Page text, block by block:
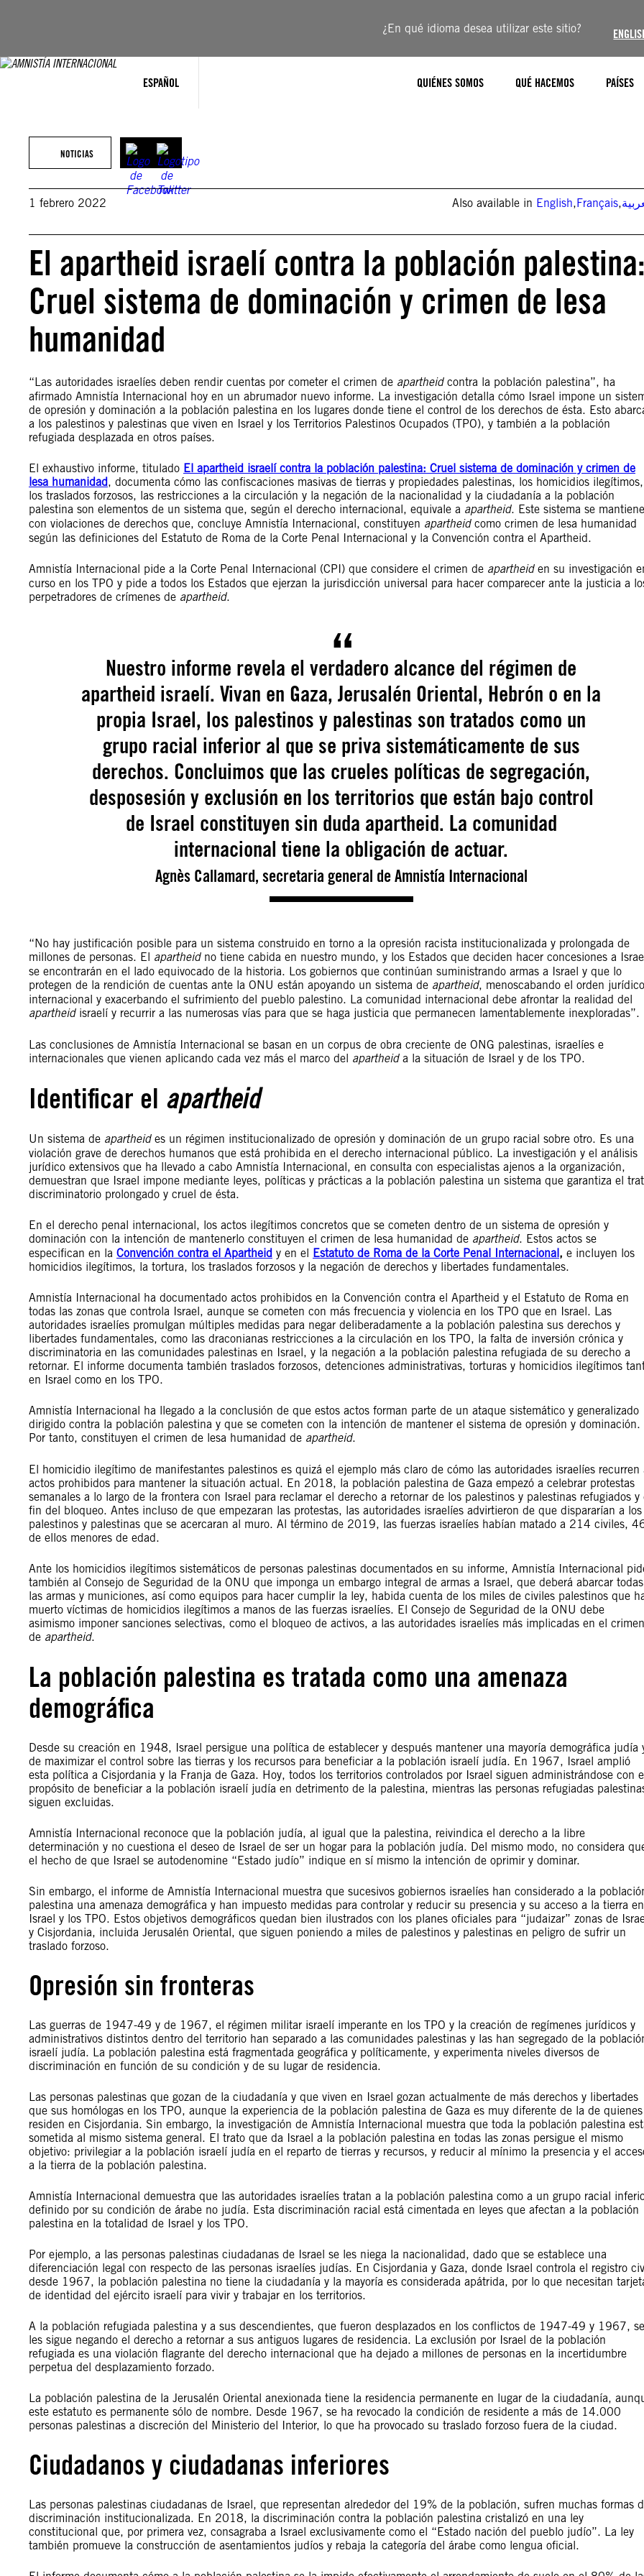
¿En qué idioma desea utilizar este sitio?
ESPAÑOL QUIÉNES SOMOS QUÉ HACEMOS PAÍSES
NOTICIAS
1 febrero 2022 Also available in English,Français,
El apartheid israelí contra la población
Cruel sistema de dominación y crimen de lesa
humanidad
“Las autoridades israelíes deben rendir cuentas por cometer el crimen de apartheidcontra la población palestina”, ha
afirmado Amnistía Internacional hoy en un abrumador nuevo informe. La investigación detalla cómo Israel impone un
de opresión y dominación a la población palestina en los lugares donde tiene el control de los derechos de ésta. Esto
a los palestinos y palestinas que viven en Israel y los Territorios Palestinos Ocupados (TPO), y también a la población
refugiada desplazada en otros países.
El exhaustivo informe, titulado El apartheid israelí contra la población palestina: Cruel sistema de dominación y crimen de
lesa humanidad, documenta cómo las confiscaciones masivas de tierras y propiedades palestinas, los homicidios ilegítimos,
los traslados forzosos, las restricciones a la circulación y la negación de la nacionalidad y la ciudadanía a la población
palestina son elementos de un sistema que, según el derecho internacional, equivale a apartheid. Este sistema se mantiene
con violaciones de derechos que, concluye Amnistía Internacional, constituyen apartheidcomo crimen de lesa humanidad
según las definiciones del Estatuto de Roma de la Corte Penal Internacional y la Convención contra el Apartheid.
Amnistía Internacional pide a la Corte Penal Internacional (CPI) que considere el crimen de apartheiden su investigación
curso en los TPO y pide a todos los Estados que ejerzan la jurisdicción universal para hacer comparecer ante la justicia a
perpetradores de crímenes de apartheid.
Nuestro informe revela el verdadero alcance del régimen de
apartheid israelí. Vivan en Gaza, Jerusalén Oriental, Hebrón o en la
propia Israel, los palestinos y palestinas son tratados como un
grupo racial inferior al que se priva sistemáticamente de sus
derechos. Concluimos que las crueles políticas de segregación,
desposesión y exclusión en los territorios que están bajo control
de Israel constituyen sin duda apartheid. La comunidad
internacional tiene la obligación de actuar.
Agnès Callamard, secretaria general de Amnistía Internacional
“No hay justificación posible para un sistema construido en torno a la opresión racista institucionalizada y prolongada de
millones de personas. El apartheidno tiene cabida en nuestro mundo, y los Estados que deciden hacer concesiones a
se encontrarán en el lado equivocado de la historia. Los gobiernos que continúan suministrando armas a Israel y que lo
protegen de la rendición de cuentas ante la ONU están apoyando un sistema de apartheid, menoscabando el orden jurídico
internacional y exacerbando el sufrimiento del pueblo palestino. La comunidad internacional debe afrontar la realidad del
apartheidisraelí y recurrir a las numerosas vías para que se haga justicia que permanecen lamentablemente inexploradas”.
Las conclusiones de Amnistía Internacional se basan en un corpus de obra creciente de ONG palestinas, israelíes e
internacionales que vienen aplicando cada vez más el marco del apartheida la situación de Israel y de los TPO.
Identificar el apartheid
Un sistema de apartheides un régimen institucionalizado de opresión y dominación de un grupo racial sobre otro. Es una
violación grave de derechos humanos que está prohibida en el derecho internacional público. La investigación y el análisis
jurídico extensivos que ha llevado a cabo Amnistía Internacional, en consulta con especialistas ajenos a la organización,
demuestran que Israel impone mediante leyes, políticas y prácticas a la población palestina un sistema que garantiza el
discriminatorio prolongado y cruel de ésta.
En el derecho penal internacional, los actos ilegítimos concretos que se cometen dentro de un sistema de opresión y
dominación con la intención de mantenerlo constituyen el crimen de lesa humanidad de apartheid. Estos actos se
especifican en la Convención contra el Apartheid y en el Estatuto de Roma de la Corte Penal Internacional, e incluyen los
homicidios ilegítimos, la tortura, los traslados forzosos y la negación de derechos y libertades fundamentales.
Amnistía Internacional ha documentado actos prohibidos en la Convención contra el Apartheid y el Estatuto de Roma en
todas las zonas que controla Israel, aunque se cometen con más frecuencia y violencia en los TPO que en Israel. Las
autoridades israelíes promulgan múltiples medidas para negar deliberadamente a la población palestina sus derechos y
libertades fundamentales, como las draconianas restricciones a la circulación en los TPO, la falta de inversión crónica y
discriminatoria en las comunidades palestinas en Israel, y la negación a la población palestina refugiada de su derecho a
retornar. El informe documenta también traslados forzosos, detenciones administrativas, torturas y homicidios ilegítimos
en Israel como en los TPO.
Amnistía Internacional ha llegado a la conclusión de que estos actos forman parte de un ataque sistemático y generalizado
dirigido contra la población palestina y que se cometen con la intención de mantener el sistema de opresión y dominación.
Por tanto, constituyen el crimen de lesa humanidad de apartheid.
El homicidio ilegítimo de manifestantes palestinos es quizá el ejemplo más claro de cómo las autoridades israelíes recurren
actos prohibidos para mantener la situación actual. En 2018, la población palestina de Gaza empezó a celebrar protestas
semanales a lo largo de la frontera con Israel para reclamar el derecho a retornar de los palestinos y palestinas refugiados y
fin del bloqueo. Antes incluso de que empezaran las protestas, las autoridades israelíes advirtieron de que dispararían a los
palestinos y palestinas que se acercaran al muro. Al término de 2019, las fuerzas israelíes habían matado a 214 civiles,
de ellos menores de edad.
Ante los homicidios ilegítimos sistemáticos de personas palestinas documentados en su informe, Amnistía Internacional
también al Consejo de Seguridad de la ONU que imponga un embargo integral de armas a Israel, que deberá abarcar todas
las armas y municiones, así como equipos para hacer cumplir la ley, habida cuenta de los miles de civiles palestinos que
muerto víctimas de homicidios ilegítimos a manos de las fuerzas israelíes. El Consejo de Seguridad de la ONU debe
asimismo imponer sanciones selectivas, como el bloqueo de activos, a las autoridades israelíes más implicadas en el crimen
de apartheid.
La población palestina es tratada como una amenaza
demográfica
Desde su creación en 1948, Israel persigue una política de establecer y después mantener una mayoría demográfica judía
de maximizar el control sobre las tierras y los recursos para beneficiar a la población israelí judía. En 1967, Israel amplió
esta política a Cisjordania y la Franja de Gaza. Hoy, todos los territorios controlados por Israel siguen administrándose con
propósito de beneficiar a la población israelí judía en detrimento de la palestina, mientras las personas refugiadas
siguen excluidas.
Amnistía Internacional reconoce que la población judía, al igual que la palestina, reivindica el derecho a la libre
determinación y no cuestiona el deseo de Israel de ser un hogar para la población judía. Del mismo modo, no considera
el hecho de que Israel se autodenomine “Estado judío” indique en sí mismo la intención de oprimir y dominar.
Sin embargo, el informe de Amnistía Internacional muestra que sucesivos gobiernos israelíes han considerado a la
palestina una amenaza demográfica y han impuesto medidas para controlar y reducir su presencia y su acceso a la tierra en
Israel y los TPO. Estos objetivos demográficos quedan bien ilustrados con los planes oficiales para “judaizar” zonas de
y Cisjordania, incluida Jerusalén Oriental, que siguen poniendo a miles de palestinos y palestinas en peligro de sufrir un
traslado forzoso.
Opresión sin fronteras
Las guerras de 1947-49 y de 1967, el régimen militar israelí imperante en los TPO y la creación de regímenes jurídicos y
administrativos distintos dentro del territorio han separado a las comunidades palestinas y las han segregado de la
israelí judía. La población palestina está fragmentada geográfica y políticamente, y experimenta niveles diversos de
discriminación en función de su condición y de su lugar de residencia.
Las personas palestinas que gozan de la ciudadanía y que viven en Israel gozan actualmente de más derechos y libertades
que sus homólogas en los TPO, aunque la experiencia de la población palestina de Gaza es muy diferente de la de quienes
residen en Cisjordania. Sin embargo, la investigación de Amnistía Internacional muestra que toda la población palestina
sometida al mismo sistema general. El trato que da Israel a la población palestina en todas las zonas persigue el mismo
objetivo: privilegiar a la población israelí judía en el reparto de tierras y recursos, y reducir al mínimo la presencia y el
a la tierra de la población palestina.
Amnistía Internacional demuestra que las autoridades israelíes tratan a la población palestina como a un grupo racial
definido por su condición de árabe no judía. Esta discriminación racial está cimentada en leyes que afectan a la población
palestina en la totalidad de Israel y los TPO.
Por ejemplo, a las personas palestinas ciudadanas de Israel se les niega la nacionalidad, dado que se establece una
diferenciación legal con respecto de las personas israelíes judías. En Cisjordania y Gaza, donde Israel controla el registro
desde 1967, la población palestina no tiene la ciudadanía y la mayoría es considerada apátrida, por lo que necesitan
de identidad del ejército israelí para vivir y trabajar en los territorios.
A la población refugiada palestina y a sus descendientes, que fueron desplazados en los conflictos de 1947-49 y 1967, se
les sigue negando el derecho a retornar a sus antiguos lugares de residencia. La exclusión por Israel de la población
refugiada es una violación flagrante del derecho internacional que ha dejado a millones de personas en la incertidumbre
perpetua del desplazamiento forzado.
La población palestina de la Jerusalén Oriental anexionada tiene la residencia permanente en lugar de la ciudadanía,
este estatuto es permanente sólo de nombre. Desde 1967, se ha revocado la condición de residente a más de 14.000
personas palestinas a discreción del Ministerio del Interior, lo que ha provocado su traslado forzoso fuera de la ciudad.
Ciudadanos y ciudadanas inferiores
Las personas palestinas ciudadanas de Israel, que representan alrededor del 19% de la población, sufren muchas formas
discriminación institucionalizada. En 2018, la discriminación contra la población palestina cristalizó en una ley
constitucional que, por primera vez, consagraba a Israel exclusivamente como el “Estado nación del pueblo judío”. La ley
también promueve la construcción de asentamientos judíos y rebaja la categoría del árabe como lengua oficial.